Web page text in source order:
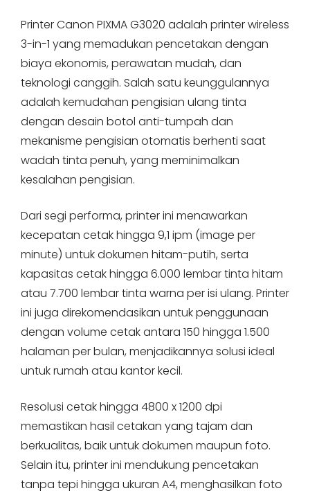
Printer Canon PIXMA G3020 adalah printer wireless
3-in-1 yang memadukan pencetakan dengan
biaya ekonomis, perawatan mudah, dan
teknologi canggih. Salah satu keunggulannya
adalah kemudahan pengisian ulang tinta
dengan desain botol anti-tumpah dan
mekanisme pengisian otomatis berhenti saat
wadah tinta penuh, yang meminimalkan
kesalahan pengisian.
Dari segi performa, printer ini menawarkan
kecepatan cetak hingga 9,1 ipm (image per
minute) untuk dokumen hitam-putih, serta
kapasitas cetak hingga 6.000 lembar tinta hitam
atau 7.700 lembar tinta warna per isi ulang. Printer
ini juga direkomendasikan untuk penggunaan
dengan volume cetak antara 150 hingga 1.500
halaman per bulan, menjadikannya solusi ideal
untuk rumah atau kantor kecil.
Resolusi cetak hingga 4800 x 1200 dpi
memastikan hasil cetakan yang tajam dan
berkualitas, baik untuk dokumen maupun foto.
Selain itu, printer ini mendukung pencetakan
tanpa tepi hingga ukuran A4, menghasilkan foto